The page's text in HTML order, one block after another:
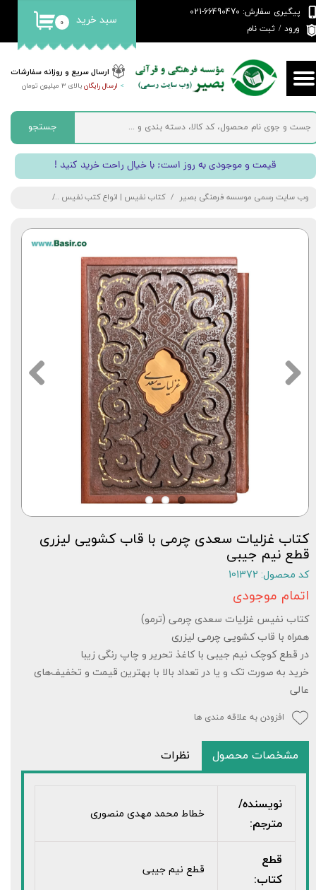
ارسال سریع و روزانه سفارشات
> ارسال رایگانبالای 3 میلیون تومان
پیگیری سفارش: 66490470-021
ورود / ثبت نام
حساب کاربری من
تغییر گذر واژه
سفارشات
خروج از حساب کاربری
۰ سبد خرید
جستجو
! قیمت و موجودی به روز است; با خیال راحت خرید کنید
وب سایت رسمی موسسه فرهنگی بصیر کتاب نفیس | انواع کتب نفیس
کتاب غزلیات سعدی چرمی با قاب کشویی لیزری
قطع نیم جیبی
کد محصول: 101372
اتمام موجودی
کتاب نفیس غزلیات سعدی چرمی (ترمو)
همراه با قاب کشویی چرمی لیزری
در قطع کوچک نیم جیبی با کاغذ تحریر و چاپ رنگی زیبا
خرید به صورت تک و یا در تعداد بالا با بهترین قیمت و تخفیف‌های
عالی
افزودن به علاقه مندی ها
مشخصات محصول نظرات
نویسنده/
مترجم:
خطاط محمد مهدی منصوری
قطع
کتاب:
قطع نیم جیبی